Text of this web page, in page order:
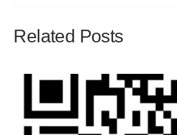
Related Posts